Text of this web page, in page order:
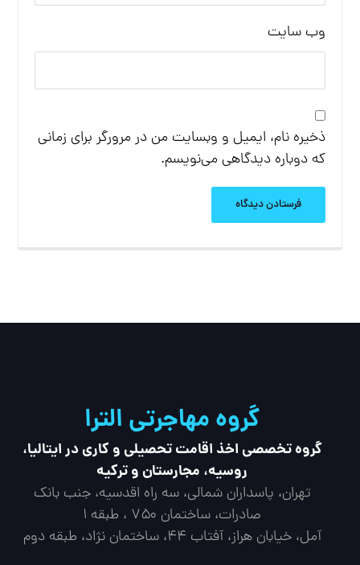
وب‌ سایت
ذخیره نام، ایمیل و وبسایت من در مرورگر برای زمانی
که دوباره دیدگاهی می‌نویسم.
فرستادن دیدگاه
گروه مهاجرتی الترا
گروه تخصصی اخذ اقامت تحصیلی و کاری در ایتالیا،
روسیه، مجارستان و ترکیه
تهران، پاسداران شمالی، سه راه اقدسیه، جنب بانک
صادرات، ساختمان ۷۵۰ ، طبقه ۱
آمل، خیابان هراز، آفتاب 44، ساختمان نژاد، طبقه دوم